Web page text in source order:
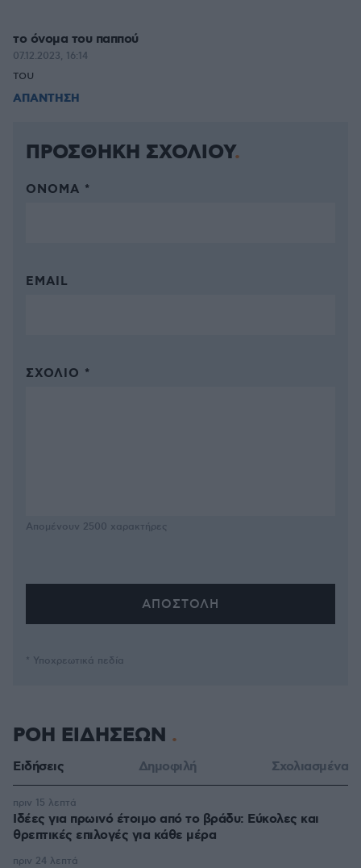
το όνομα του παππού
07.12.2023, 16:14
του
ΑΠΑΝΤΗΣΗ
ΠΡΟΣΘΗΚΗ ΣΧΟΛΙΟΥ
ΌΝΟΜΑ *
EMAIL
ΣΧΌΛΙΟ *
Απομένουν 2500 χαρακτήρες
* Υποχρεωτικά πεδία
ΡΟΗ ΕΙΔΗΣΕΩΝ
Ειδήσεις Δημοφιλή Σχολιασμένα
Ιδέες για πρωινό έτοιμο από το βράδυ: Εύκολες και
θρεπτικές επιλογές για κάθε μέρα
πριν 15 λεπτά
πριν 24 λεπτά